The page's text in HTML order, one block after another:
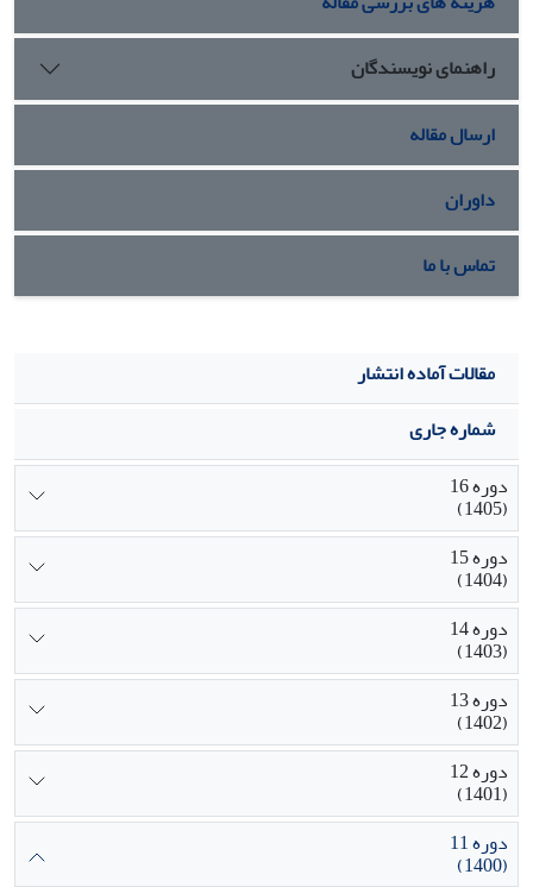
کفایت لازم برخوردار است و می‌تواند در پژوهش‌های آینده مورد
استفاده قرار گیرد و این مقیاس برای سنجش این سازه در نمونه
های ایرانی از پایایی و روایی کافی برخوردار است.
راهنمای نویسندگان
ارسال مقاله
داوران
تماس با ما
مقالات آماده انتشار
شماره جاری
دوره 16
(1405)
دوره 15
(1404)
دوره 14
(1403)
دوره 13
(1402)
دوره 12
(1401)
دوره 11
(1400)